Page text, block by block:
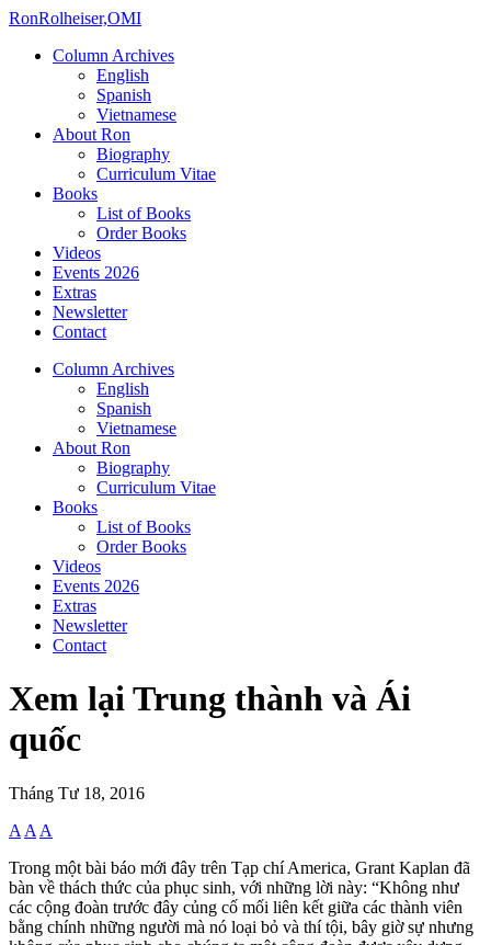
RonRolheiser,OMI
Column Archives
English
Spanish
Vietnamese
About Ron
Biography
Curriculum Vitae
Books
List of Books
Order Books
Videos
Events 2026
Extras
Newsletter
Contact
Column Archives
English
Spanish
Vietnamese
About Ron
Biography
Curriculum Vitae
Books
List of Books
Order Books
Videos
Events 2026
Extras
Newsletter
Contact
Xem lại Trung thành và Ái
quốc
Tháng Tư 18, 2016
A A A
Trong một bài báo mới đây trên Tạp chí America, Grant Kaplan đã
bàn về thách thức của phục sinh, với những lời này: “Không như
các cộng đoàn trước đây củng cố mối liên kết giữa các thành viên
bằng chính những người mà nó loại bỏ và thí tội, bây giờ sự nhưng